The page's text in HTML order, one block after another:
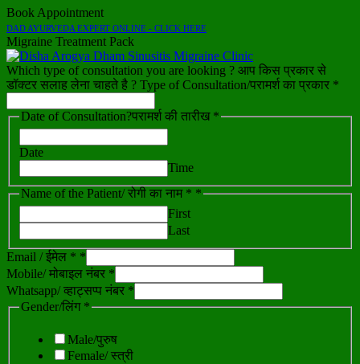
Book Appointment
DAD AYURVEDA EXPERT ONLINE - CLICK HERE
Migraine Treatment Pack
Which type of consultation you are looking ? आप किस प्रकार से
डॉक्टर सलाह लेना चाहते है ? Type of Consultation/परामर्श का प्रकार *
Date of Consultation?परामर्श की तारीख *
Date
Time
Name of the Patient/ रोगी का नाम * *
First
Last
Email / ईमेल * *
Mobile/ मोबाइल नंबर *
Whatsapp/ व्हाट्सप्प नंबर *
Gender/लिंग *
Male/पुरुष
Female/ स्त्री